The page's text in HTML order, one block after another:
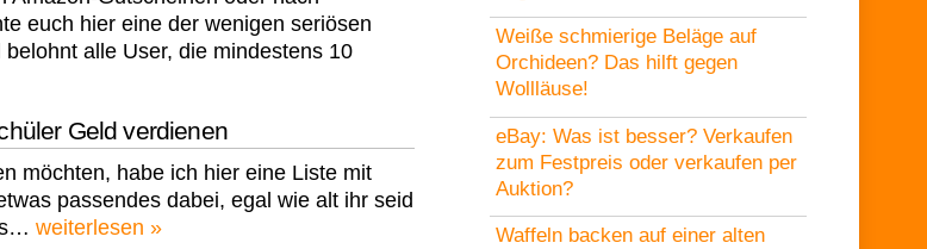
euch hier eine der wenigen seriösen
alle User, die mindestens 10
Geld verdienen
möchten, habe ich hier eine Liste mit
passendes dabei, egal wie alt ihr seid
weiterlesen »
Weiße schmierige Beläge auf
Orchideen? Das hilft gegen
Wollläuse!
eBay: Was ist besser? Verkaufen
zum Festpreis oder verkaufen per
Auktion?
Waffeln backen auf einer alten